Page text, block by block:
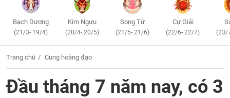
Bạch Dương
(21/3- 19/4)
Kim Ngưu
(20/4- 20/5)
Song Tử
(21/5- 21/6)
Cự Giải
(22/6- 22/7) (23/
Trang chủ Cung hoàng đạo
Đầu tháng 7 năm nay, có 3